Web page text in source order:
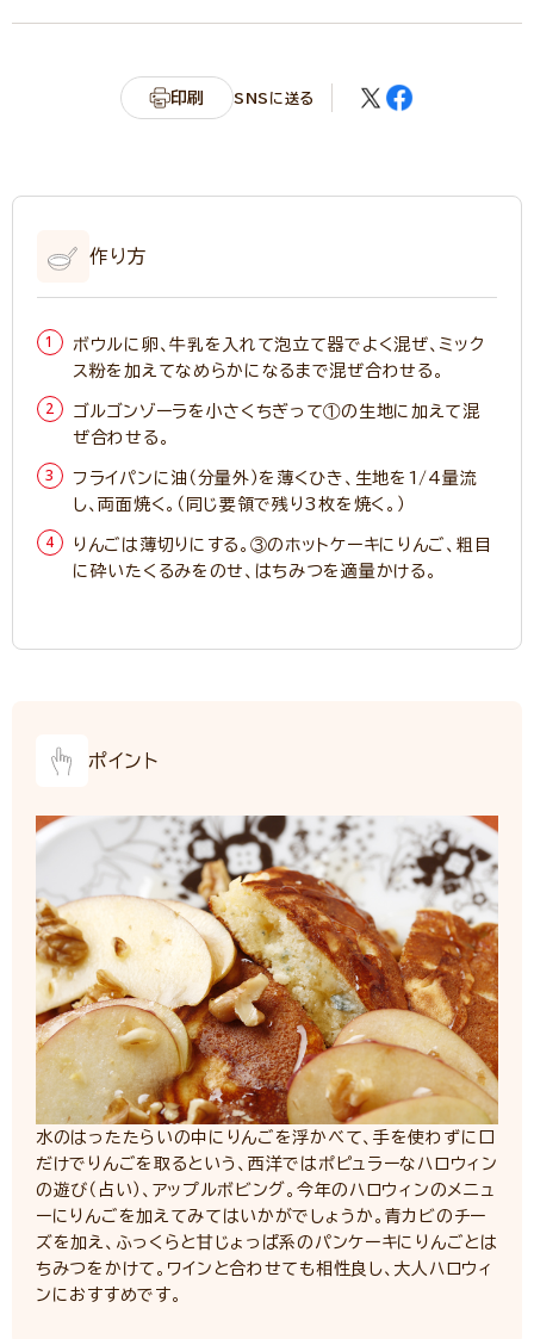
印刷 SNSに送る
作り方
ボウルに卵、牛乳を入れて泡立て器でよく混ぜ、ミック
ス粉を加えてなめらかになるまで混ぜ合わせる。
ゴルゴンゾーラを小さくちぎって①の生地に加えて混
ぜ合わせる。
フライパンに油（分量外）を薄くひき、生地を1/4量流
し、両面焼く。（同じ要領で残り3枚を焼く。）
りんごは薄切りにする。③のホットケーキにりんご、粗目
に砕いたくるみをのせ、はちみつを適量かける。
ポイント
水のはったたらいの中にりんごを浮かべて、手を使わずに口
だけでりんごを取るという、西洋ではポピュラーなハロウィン
の遊び（占い）、アップルボビング。今年のハロウィンのメニュ
ーにりんごを加えてみてはいかがでしょうか。青カビのチー
ズを加え、ふっくらと甘じょっぱ系のパンケーキにりんごとは
ちみつをかけて。ワインと合わせても相性良し、大人ハロウィ
ンにおすすめです。